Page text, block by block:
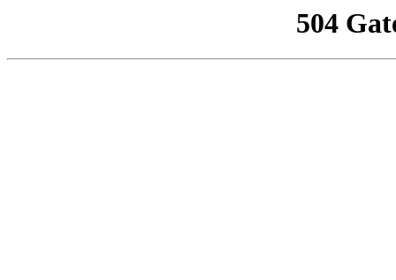
504